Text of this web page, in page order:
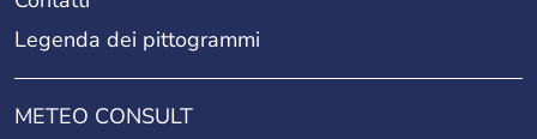
Legenda dei pittogrammi
METEO CONSULT